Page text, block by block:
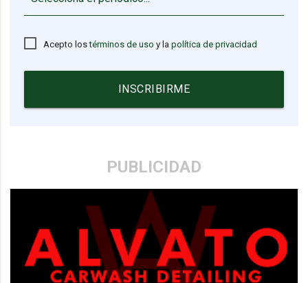
Acepto lostérminos de uso y lapolítica de privacidad
INSCRIBIRME
PUBLICIDAD